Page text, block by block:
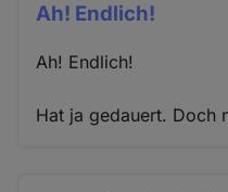
Ah! Endlich!
Ah! Endlich!
Hat ja gedauert. Doch